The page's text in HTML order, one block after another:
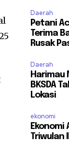
Daerah
Petani
Terima
Rusak
Daerah
Harimau
BKSDA
Lokasi
ekonomi
Ekonomi